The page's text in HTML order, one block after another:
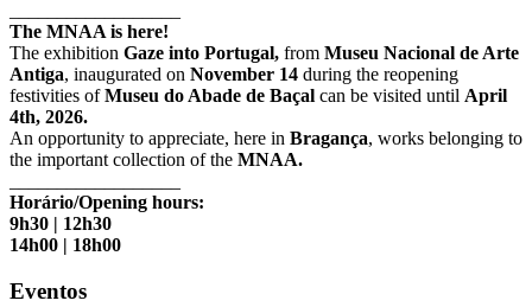
The MNAA is here!
The exhibition Gaze into Portugal, from Museu Nacional de Arte
Antiga, inaugurated on November 14 during the reopening
festivities ofMuseu do Abade de Baçal can be visited until April
4th, 2026.
An opportunity to appreciate, here in Bragança, works belonging to
the important collection of the MNAA.
Horário/Opening hours:
9h30 | 12h30
14h00 | 18h00
Eventos